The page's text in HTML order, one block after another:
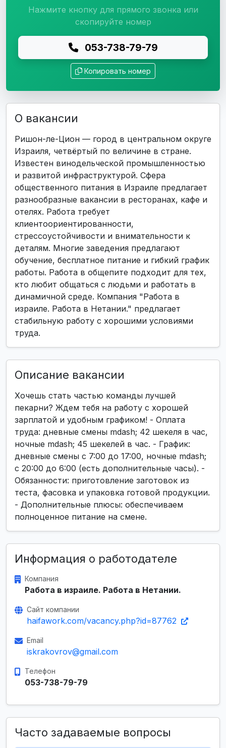
Нажмите кнопку для прямого звонка или
скопируйте номер
053-738-79-79
Копировать номер
О вакансии
Ришон-ле-Цион — город в центральном округе
Израиля, четвёртый по величине в стране.
Известен винодельческой промышленностью
и развитой инфраструктурой. Сфера
общественного питания в Израиле предлагает
разнообразные вакансии в ресторанах, кафе и
отелях. Работа требует
клиентоориентированности,
стрессоустойчивости и внимательности к
деталям. Многие заведения предлагают
обучение, бесплатное питание и гибкий график
работы. Работа в общепите подходит для тех,
кто любит общаться с людьми и работать в
динамичной среде. Компания "Работа в
израиле. Работа в Нетании." предлагает
стабильную работу с хорошими условиями
труда.
Описание вакансии
Хочешь стать частью команды лучшей
пекарни? Ждем тебя на работу с хорошей
зарплатой и удобным графиком! - Оплата
труда: дневные смены mdash; 42 шекеля в час,
ночные mdash; 45 шекелей в час. - График:
дневные смены с 7:00 до 17:00, ночные mdash;
с 20:00 до 6:00 (есть дополнительные часы). -
Обязанности: приготовление заготовок из
теста, фасовка и упаковка готовой продукции.
- Дополнительные плюсы: обеспечиваем
полноценное питание на смене.
Информация о работодателе
Компания
Работа в израиле. Работа в Нетании.
Сайт компании
haifawork.com/vacancy.php?id=87762
Email
iskrakovrov@gmail.com
Телефон
053-738-79-79
Часто задаваемые вопросы